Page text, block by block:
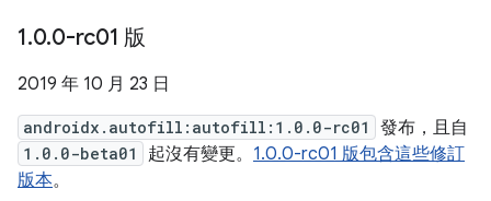
1.0.0-rc01 版
2019 年 10 月 23 日
androidx.autofill:autofill:1.0.0-rc01 發布，且自
1.0.0-beta01 起沒有變更。 1.0.0-rc01 版包含這些修訂
版本。